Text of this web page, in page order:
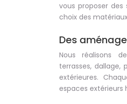
vous proposer
choix des
Des
Nous réalisons
terrasses, dallage,
extérieures.
espaces extérieurs